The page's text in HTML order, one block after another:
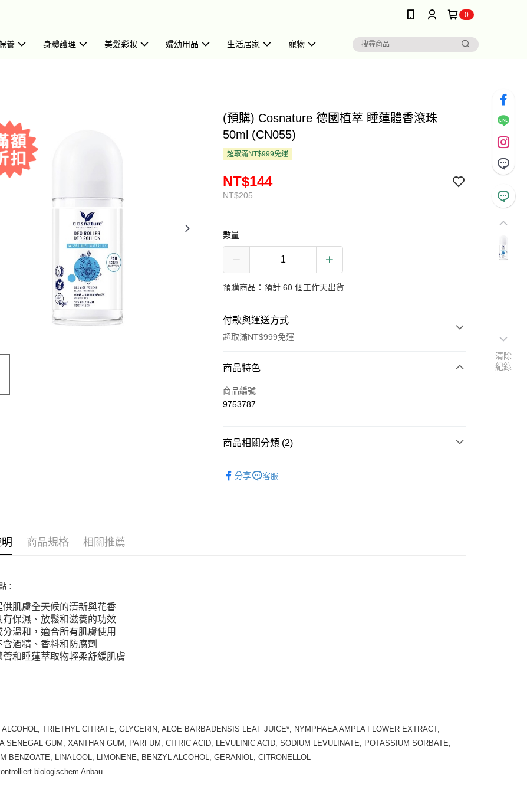
0
養 身體護理 美髮彩妝 婦幼用品 生活居家 寵物
(預購) Cosnature 德國植萃 睡蓮體香滾珠
50ml (CN055)
超取滿NT$999免運
NT$205
NT$144
數量
預購商品：預計 60 個工作天出貨
付款與運送方式
超取滿NT$999免運
付款方式
信用卡一次付款
街口支付
每筆NT$80，滿NT$999(含以上)免運費
宅配
商品特色
商品編號
9753787
商品相關分類 (2)
分享 客服
商品規格 相關推薦
：
供肌膚全天候的清新與花香
有保濕、放鬆和滋養的功效
分溫和，適合所有肌膚使用
含酒精、香料和防腐劑
薈和睡蓮萃取物輕柔舒緩肌膚
ALCOHOL, TRIETHYL CITRATE, GLYCERIN, ALOE BARBADENSIS LEAF JUICE*, NYMPHAEA AMPLA FLOWER EXTRACT,
SENEGAL GUM, XANTHAN GUM, PARFUM, CITRIC ACID, LEVULINIC ACID, SODIUM LEVULINATE, POTASSIUM SORBATE,
BENZOATE, LINALOOL, LIMONENE, BENZYL ALCOHOL, GERANIOL, CITRONELLOL
biologischem Anbau.
清除
紀錄